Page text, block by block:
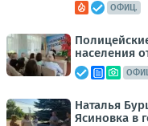
ОФИЦ.
населения
Наталья
Ясиновка в